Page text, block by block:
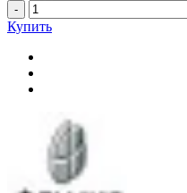
-
Купить